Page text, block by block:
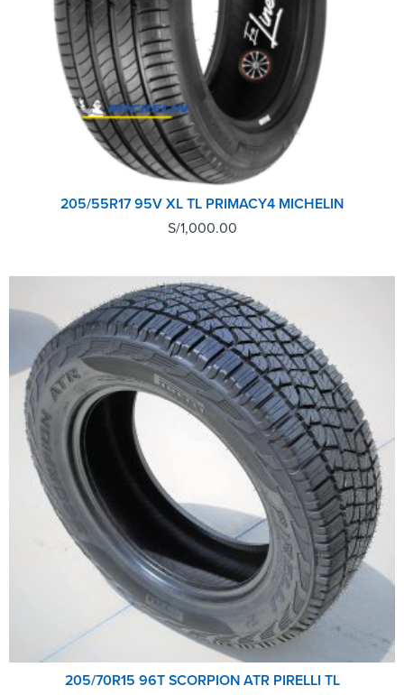
205/55R17 95V XL TL PRIMACY4 MICHELIN
S/1,000.00
205/70R15 96T SCORPION ATR PIRELLI TL